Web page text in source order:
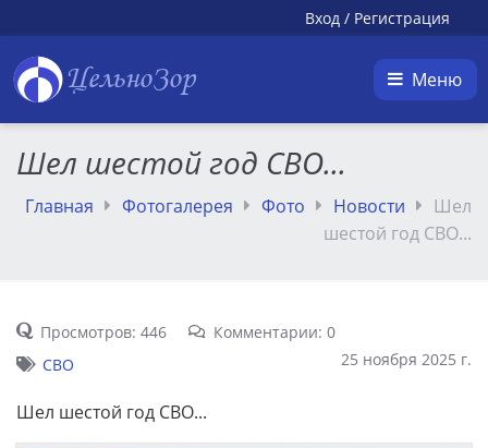
Вход / Регистрация
ЦельноЗор Меню
Шел шестой год СВО...
Главная Фотогалерея Фото Новости
Шел
шестой год СВО...
Просмотров: 446
Комментарии: 0
25 ноября 2025 г.
СВО
Шел шестой год СВО...